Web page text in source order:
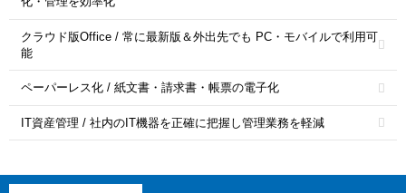
クラウド版Office / 常に最新版＆外出先でも PC・モバイルで利用可
能
ペーパーレス化 / 紙文書・請求書・帳票の電子化
IT資産管理 / 社内のIT機器を正確に把握し管理業務を軽減